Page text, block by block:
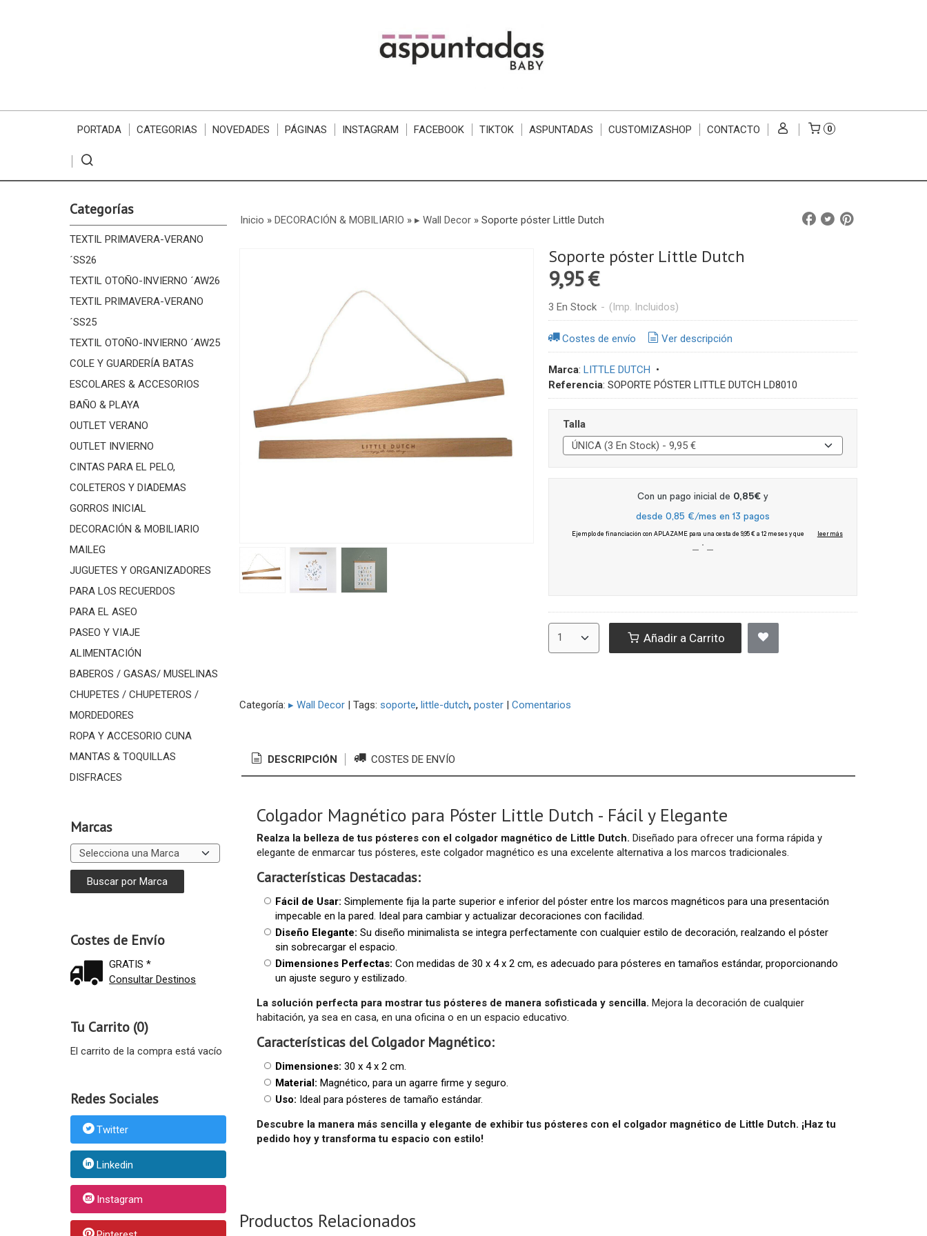
PORTADA CATEGORIAS NOVEDADES PÁGINAS INSTAGRAM FACEBOOK TIKTOK ASPUNTADAS CUSTOMIZASHOP CONTACTO 0
Categorías
TEXTIL PRIMAVERA-VERANO
´SS26
TEXTIL OTOÑO-INVIERNO ´AW26
TEXTIL PRIMAVERA-VERANO
´SS25
TEXTIL OTOÑO-INVIERNO ´AW25
COLE Y GUARDERÍA BATAS
ESCOLARES & ACCESORIOS
BAÑO & PLAYA
OUTLET VERANO
OUTLET INVIERNO
CINTAS PARA EL PELO,
COLETEROS Y DIADEMAS
GORROS INICIAL
DECORACIÓN & MOBILIARIO
MAILEG
JUGUETES Y ORGANIZADORES
PARA LOS RECUERDOS
PARA EL ASEO
PASEO Y VIAJE
ALIMENTACIÓN
BABEROS / GASAS/ MUSELINAS
CHUPETES / CHUPETEROS /
MORDEDORES
ROPA Y ACCESORIO CUNA
MANTAS & TOQUILLAS
DISFRACES
Marcas
Costes de Envío
GRATIS *
Consultar Destinos
Tu Carrito (0)
El carrito de la compra está vacío
Redes Sociales
Twitter
Linkedin
Instagram
Inicio » DECORACIÓN & MOBILIARIO » ▸ Wall Decor» Soporte póster Little Dutch
Soporte póster Little Dutch
9,95 €
3 En Stock - (Imp. Incluidos)
Costes de envío Ver descripción
Marca: LITTLE DUTCH •
Referencia: SOPORTE PÓSTER LITTLE DUTCH LD8010
Talla
Añadir a Carrito
Categoría: ▸ Wall Decor| Tags: soporte little-dutch poster | Comentarios
DESCRIPCIÓN COSTES DE ENVÍO
Colgador Magnético para Póster Little Dutch - Fácil y Elegante
Realza la belleza de tus pósteres con el colgador magnético de Little Dutch. Diseñado para ofrecer una forma rápida y
elegante de enmarcar tus pósteres, este colgador magnético es una excelente alternativa a los marcos tradicionales.
Características Destacadas:
Fácil de Usar: Simplemente fija la parte superior e inferior del póster entre los marcos magnéticos para una presentación
impecable en la pared. Ideal para cambiar y actualizar decoraciones con facilidad.
Diseño Elegante: Su diseño minimalista se integra perfectamente con cualquier estilo de decoración, realzando el póster
sin sobrecargar el espacio.
Dimensiones Perfectas: Con medidas de 30 x 4 x 2 cm, es adecuado para pósteres en tamaños estándar, proporcionando
un ajuste seguro y estilizado.
La solución perfecta para mostrar tus pósteres de manera sofisticada y sencilla. Mejora la decoración de cualquier
habitación, ya sea en casa, en una oficina o en un espacio educativo.
Características del Colgador Magnético:
Dimensiones: 30 x 4 x 2 cm.
Material: Magnético, para un agarre firme y seguro.
Uso: Ideal para pósteres de tamaño estándar.
Descubre la manera más sencilla y elegante de exhibir tus pósteres con el colgador magnético de Little Dutch. ¡Haz tu
pedido hoy y transforma tu espacio con estilo!
Productos Relacionados